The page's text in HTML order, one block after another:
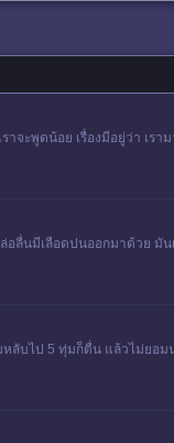
จะพูดน้อย เรื่องมีอยู่ว่า เร
ลื่น​มีเลือดปนออกมาด้วย มั
บไป 5 ทุ่มก็ตื่น แล้วไม่ยอม